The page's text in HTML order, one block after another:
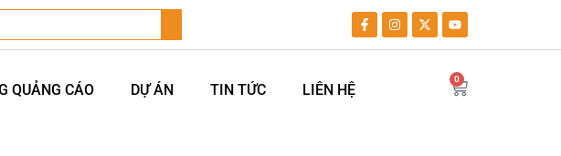
QUẢNG CÁO DỰ ÁN TIN TỨC LIÊN HỆ
0